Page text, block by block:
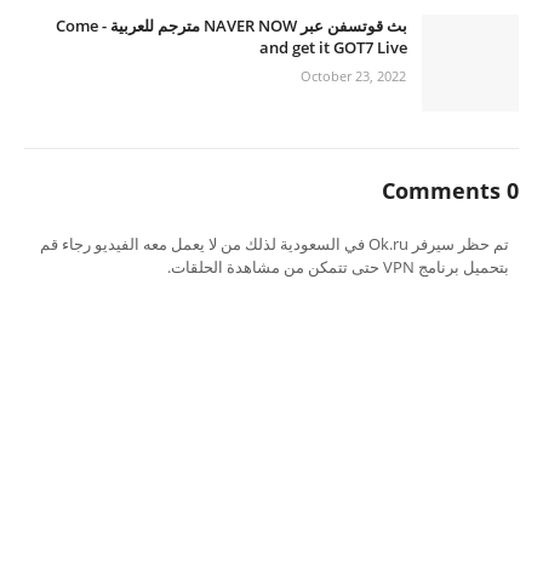
بث قوتسفن عبر NAVER NOW مترجم للعربية - Come
and get it GOT7 Live
October 23, 2022
0 Comments
تم حظر سيرفر Ok.ru في السعودية لذلك من لا يعمل معه الفيديو رجاء قم
بتحميل برنامج VPN حتى تتمكن من مشاهدة الحلقات.